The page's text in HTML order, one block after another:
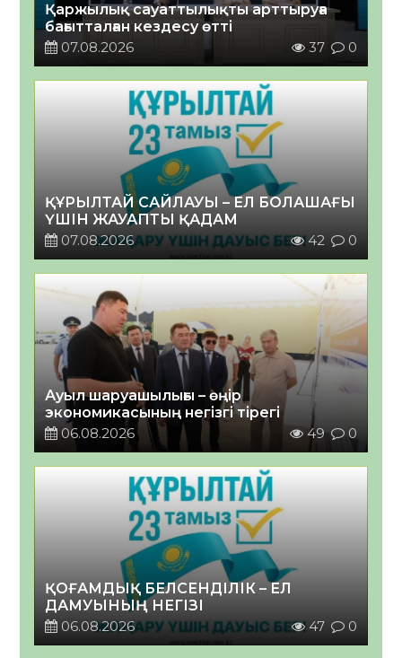
Қаржылық сауаттылықты арттыруға
бағытталған кездесу өтті
07.08.2026
37 0
ҚҰРЫЛТАЙ САЙЛАУЫ – ЕЛ БОЛАШАҒЫ
ҮШІН ЖАУАПТЫ ҚАДАМ
07.08.2026
42 0
Ауыл шаруашылығы – өңір
экономикасының негізгі тірегі
06.08.2026
49 0
ҚОҒАМДЫҚ БЕЛСЕНДІЛІК – ЕЛ
ДАМУЫНЫҢ НЕГІЗІ
06.08.2026
47 0